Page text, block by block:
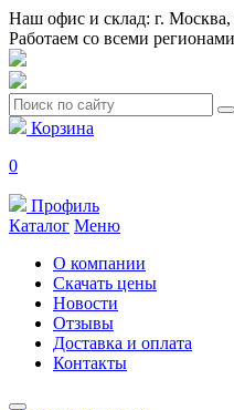
Наш офис и склад: г. Москва,
Работаем со всеми
Корзина
0
Профиль
Каталог Меню
О компании
Скачать цены
Новости
Отзывы
Доставка и оплата
Контакты